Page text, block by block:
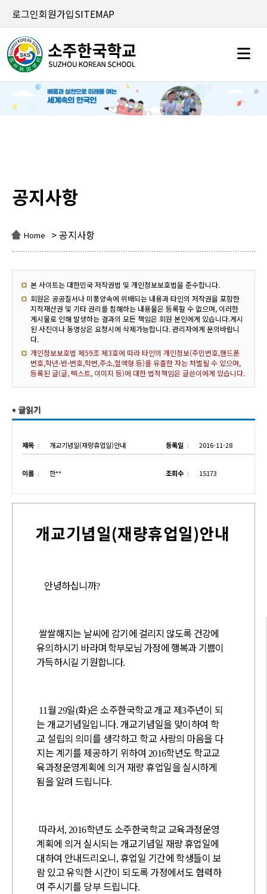
로그인회원가입SITEMAP
공지사항
Home > 공지사항
본 사이트는 대한민국 저작권법 및 개인정보보호법을 준수합니다.
회원은 공공질서나 미풍양속에 위배되는 내용과 타인의 저작권을 포함한
지적재산권 및 기타 권리를 침해하는 내용물은 등록할 수 없으며, 이러한
게시물로 인해 발생하는 결과의 모든 책임은 회원 본인에게 있습니다.게시
된 사진이나 동영상은 요청시에 삭제가능합니다. 관리자에게 문의바랍니
다.
개인정보보호법 제59조 제3호에 따라 타인의 개인정보(주민번호,핸드폰
번호,학년-반-번호,학번,주소,혈액형 등)를 유출한 자는 처벌될 수 있으며,
등록된 글(글, 텍스트, 이미지 등)에 대한 법적책임은 글쓴이에게 있습니다.
제목 개교기념일(재량휴업일)안내 등록일 2016-11-28
이름 한** 조회수 15173
개교기념일(재량휴업일)안내
안녕하십니까?
쌀쌀해지는 날씨에 감기에 걸리지 않도록 건강에
유의하시기 바라며 학부모님 가정에 행복과 기쁨이
가득하시길 기원합니다.
11월29일(화)은 소주한국학교 개교 제3주년이 되
는 개교기념일입니다. 개교기념일을 맞이하여 학
교 설립의 의미를 생각하고 학교 사랑의 마음을 다
지는 계기를 제공하기 위하여 2016학년도 학교교
육과정운영계획에 의거 재량 휴업일을 실시하게
됨을 알려 드립니다.
따라서, 2016학년도 소주한국학교 교육과정운영
계획에 의거 실시되는 개교기념일 재량 휴업일에
대하여 안내드리오니, 휴업일 기간에 학생들이 보
람 있고 유익한 시간이 되도록 가정에서도 협력하
여 주시기를 당부 드립니다.